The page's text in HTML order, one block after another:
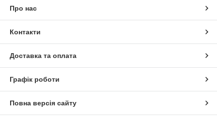
Про нас
Контакти
Доставка та оплата
Графік роботи
Повна версія сайту